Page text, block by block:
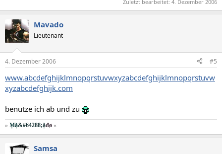
Zuletzt bearbeitet: 4. Dezember 2006
Mavado
Lieutenant
4. Dezember 2006 #5
www.abcdefghijklmnopqrstuvwxyzabcdefghijklmnopqrstuvw
xyzabcdefghijk.com
benutze ich ab und zu
» Ṃặ&#64288;ặđø «
Samsa